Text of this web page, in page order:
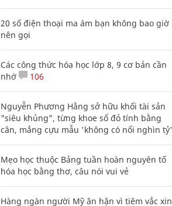
20 số điện thoại ma ám bạn không bao giờ
nên gọi
Các công thức hóa học lớp 8, 9 cơ bản cần
nhớ
106
Nguyễn Phương Hằng sở hữu khối tài sản
"siêu khủng", từng khoe sổ đỏ tính bằng
cân, mắng cựu mẫu 'không có nổi nghìn tỷ'
Mẹo học thuộc Bảng tuần hoàn nguyên tố
hóa học bằng thơ, câu nói vui vẻ
Hàng ngàn người Mỹ ân hận vì tiêm vắc xin